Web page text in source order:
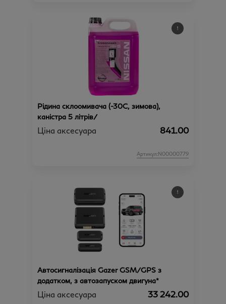
Рідина склоомивача (-30C, зимова),
каністра 5 літрів/
Ціна аксесуара 841.00
Артикул:N00000779
Автосигналізація Gazer GSM/GPS з
додатком, з автозапуском двигуна*
Ціна аксесуара 33 242.00